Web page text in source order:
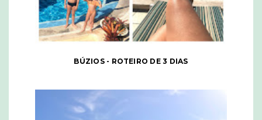
BÚZIOS - ROTEIRO DE 3 DIAS